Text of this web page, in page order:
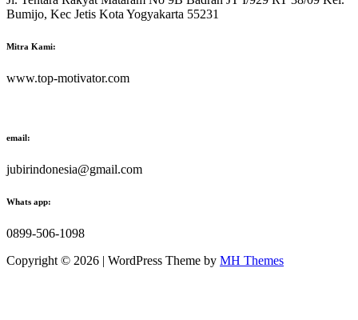
Bumijo, Kec Jetis Kota Yogyakarta 55231
Mitra Kami:
www.top-motivator.com
email:
jubirindonesia@gmail.com
Whats app:
0899-506-1098
Copyright © 2026 | WordPress Theme by MH Themes